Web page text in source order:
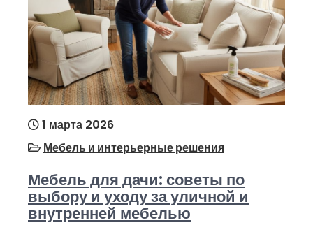
1 марта 2026
Мебель и интерьерные решения
Мебель для дачи: советы по
выбору и уходу за уличной и
внутренней мебелью